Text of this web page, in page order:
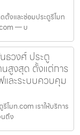
งและซ่อมประตูรีโมท
— บ
ธวงศ์ ประตู
นสูงสุด ตั้งแต่การ
ละระบบควบคุม
มท.com เราให้บริการ
ถึง